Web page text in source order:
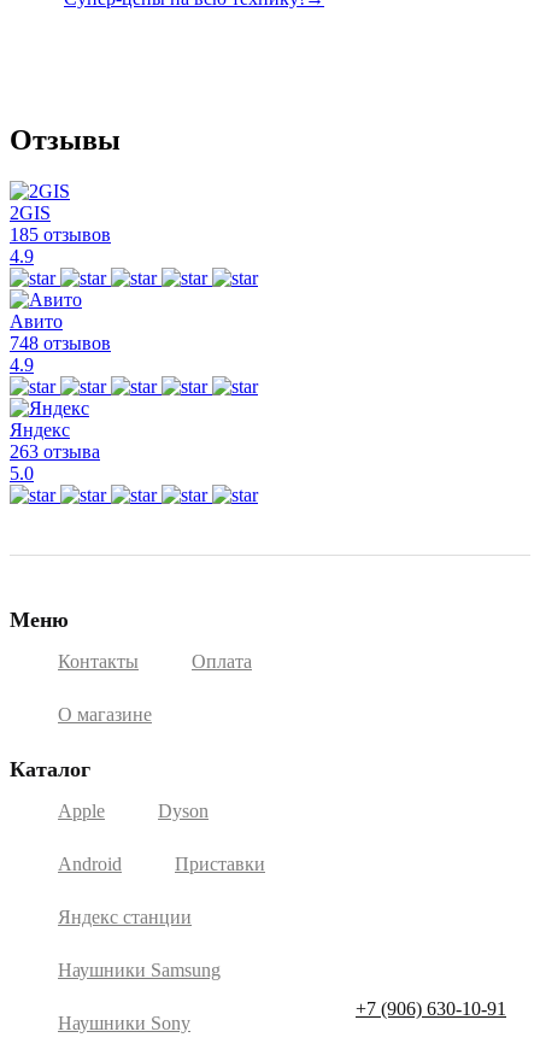
Отзывы
2GIS
185 отзывов
4.9
Авито
748 отзывов
4.9
Яндекс
263 отзыва
5.0
Меню
Контакты Оплата
О магазине
Каталог
Apple Dyson
Android Приставки
Яндекс станции
Наушники Samsung
Наушники Sony
+7 (906) 630-10-91